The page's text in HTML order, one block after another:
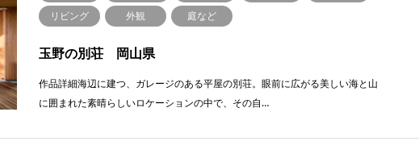
リビング
外観 庭など
玉野の別荘 岡山県
作品詳細海辺に建つ、ガレージのある平屋の別荘。眼前に広がる美しい海と山
に囲まれた素晴らしいロケーションの中で、その自…